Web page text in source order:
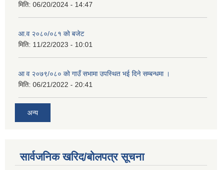
मिति: 06/20/2024 - 14:47
आ.व २०८०/०८१ को बजेट
मिति: 11/22/2023 - 10:01
आ व २०७९/०८० को गाउँ सभामा उपस्थित भई दिने सम्बन्धमा ।
मिति: 06/21/2022 - 20:41
अन्य
सार्वजनिक खरिद/बोलपत्र सूचना